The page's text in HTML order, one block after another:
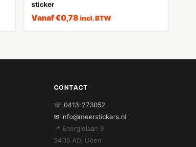
sticker
Vanaf€0,78 incl. BTW
CONTACT
☏ 0413-273052
✉ info@meerstickers.nl
📍 Energielaan 9
5405 AD, Uden